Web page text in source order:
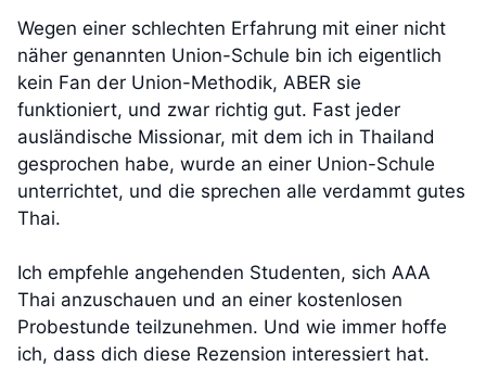
Wegen einer schlechten Erfahrung mit einer nicht
näher genannten Union-Schule bin ich eigentlich
kein Fan der Union-Methodik, ABER sie
funktioniert, und zwar richtig gut. Fast jeder
ausländische Missionar, mit dem ich in Thailand
gesprochen habe, wurde an einer Union-Schule
unterrichtet, und die sprechen alle verdammt gutes
Thai.
Ich empfehle angehenden Studenten, sich AAA
Thai anzuschauen und an einer kostenlosen
Probestunde teilzunehmen. Und wie immer hoffe
ich, dass dich diese Rezension interessiert hat.